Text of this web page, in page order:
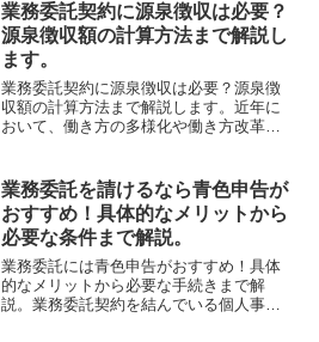
どのくらいいるでしょうか？今回はその
違いについて迫っていきた...
業務委託契約に源泉徴収は必要？
源泉徴収額の計算方法まで解説し
ます。
業務委託契約に源泉徴収は必要？源泉徴
収額の計算方法まで解説します。近年に
おいて、働き方の多様化や働き方改革推
す。また、今後は社会問題として人材不
足が懸念されていることから...
業務委託を請けるなら青色申告が
おすすめ！具体的なメリットから
必要な条件まで解説。
業務委託には青色申告がおすすめ！具体
的なメリットから必要な手続きまで解
説。業務委託契約を結んでいる個人事業